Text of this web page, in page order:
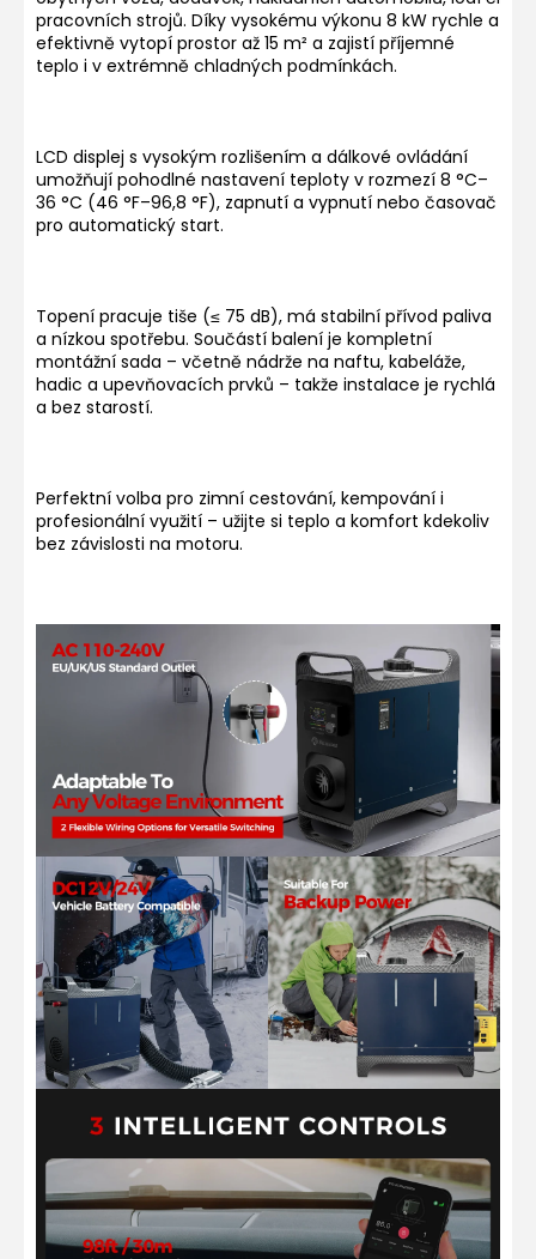
pracovních strojů. Díky vysokému výkonu 8 kW rychle a
efektivně vytopí prostor až 15 m² a zajistí příjemné
teplo i v extrémně chladných podmínkách.
LCD displej s vysokým rozlišením a dálkové ovládání
umožňují pohodlné nastavení teploty v rozmezí 8 °C–
36 °C (46 °F–96,8 °F), zapnutí a vypnutí nebo časovač
pro automatický start.
Topení pracuje tiše (≤ 75 dB), má stabilní přívod paliva
a nízkou spotřebu. Součástí balení je kompletní
montážní sada – včetně nádrže na naftu, kabeláže,
hadic a upevňovacích prvků – takže instalace je rychlá
a bez starostí.
Perfektní volba pro zimní cestování, kempování i
profesionální využití – užijte si teplo a komfort kdekoliv
bez závislosti na motoru.